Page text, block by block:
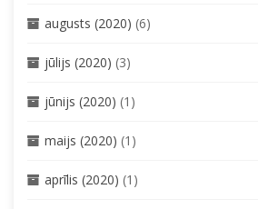
augusts (2020) (6)
jūlijs (2020) (3)
jūnijs (2020) (1)
maijs (2020) (1)
aprīlis (2020) (1)